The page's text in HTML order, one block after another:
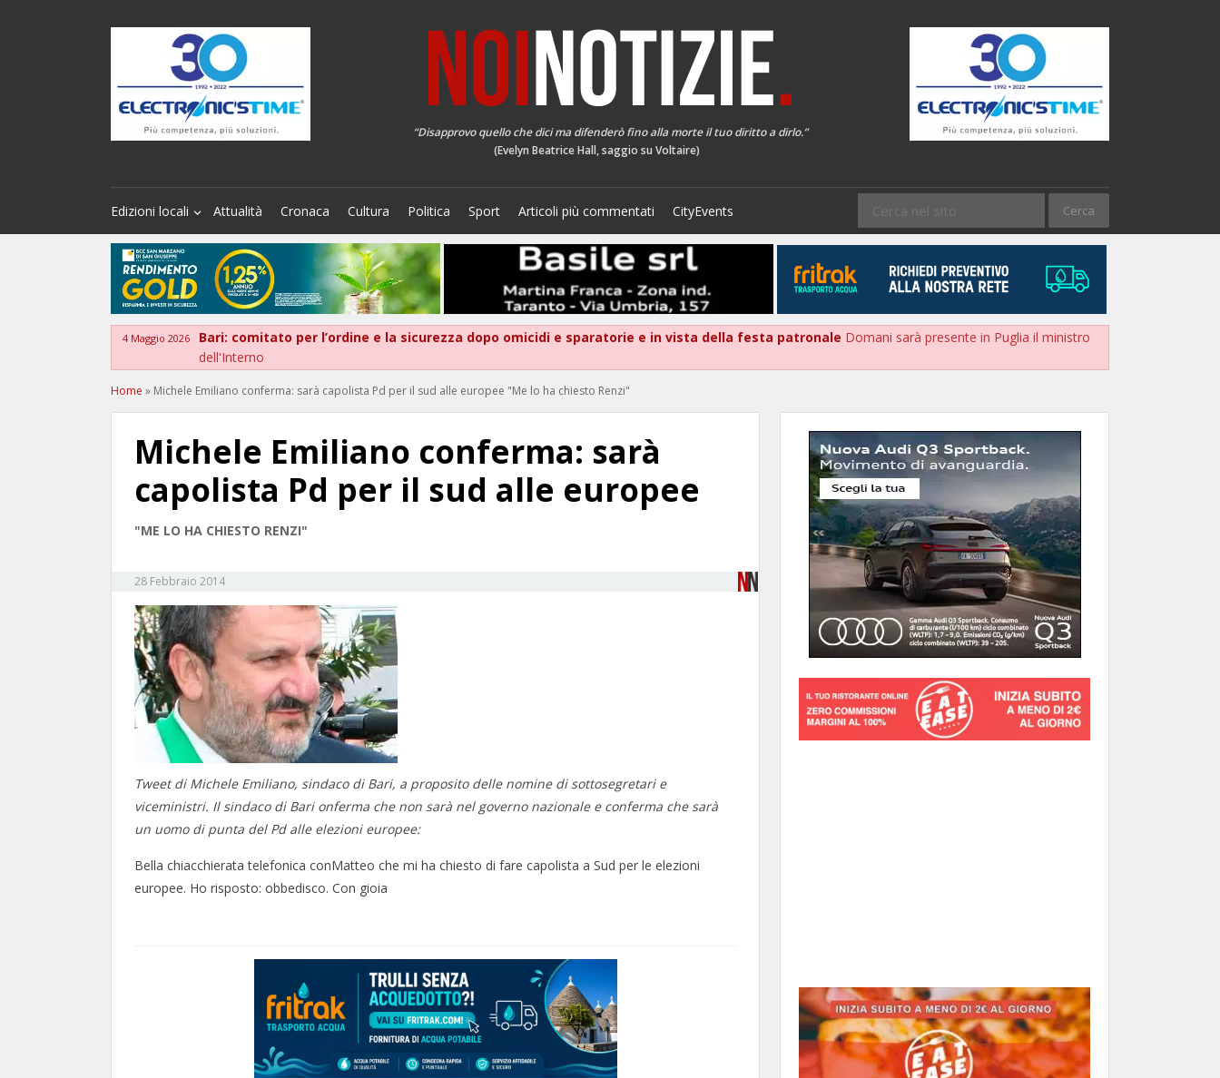
“Disapprovo quello che dici ma difenderò fino alla morte il tuo diritto a dirlo.”
(Evelyn Beatrice Hall, saggio su Voltaire)
Edizioni locali Attualità Cronaca Cultura Politica Sport Articoli più commentati CityEvents
4 Maggio 2026 Bari: comitato per l’ordine e la sicurezza dopo omicidi e sparatorie e in vista della festa patronale Domani sarà presente in Puglia il ministro
dell'Interno
Home » Michele Emiliano conferma: sarà capolista Pd per il sud alle europee "Me lo ha chiesto Renzi"
Michele Emiliano conferma: sarà
capolista Pd per il sud alle europee
"ME LO HA CHIESTO RENZI"
28 Febbraio 2014
Tweet di Michele Emiliano, sindaco di Bari, a proposito delle nomine di sottosegretari e
viceministri. Il sindaco di Bari onferma che non sarà nel governo nazionale e conferma che sarà
un uomo di punta del Pd alle elezioni europee:
Bella chiacchierata telefonica conMatteo che mi ha chiesto di fare capolista a Sud per le elezioni
europee. Ho risposto: obbedisco. Con gioia